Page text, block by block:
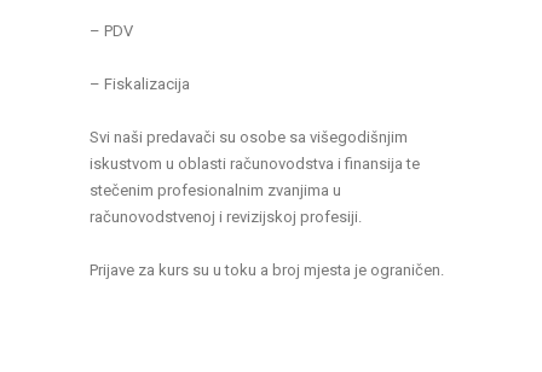
– PDV
– Fiskalizacija
Svi naši predavači su osobe sa višegodišnjim
iskustvom u oblasti računovodstva i finansija te
stečenim profesionalnim zvanjima u
računovodstvenoj i revizijskoj profesiji.
Prijave za kurs su u toku a broj mjesta je ograničen.